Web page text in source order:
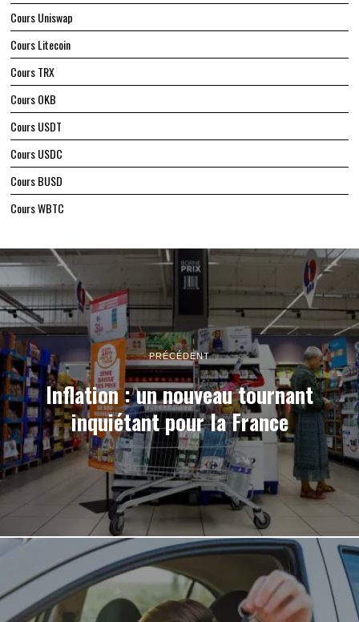
Cours Uniswap
Cours Litecoin
Cours TRX
Cours OKB
Cours USDT
Cours USDC
Cours BUSD
Cours WBTC
PRÉCÉDENT
Inflation : un nouveau tournant
inquiétant pour la France